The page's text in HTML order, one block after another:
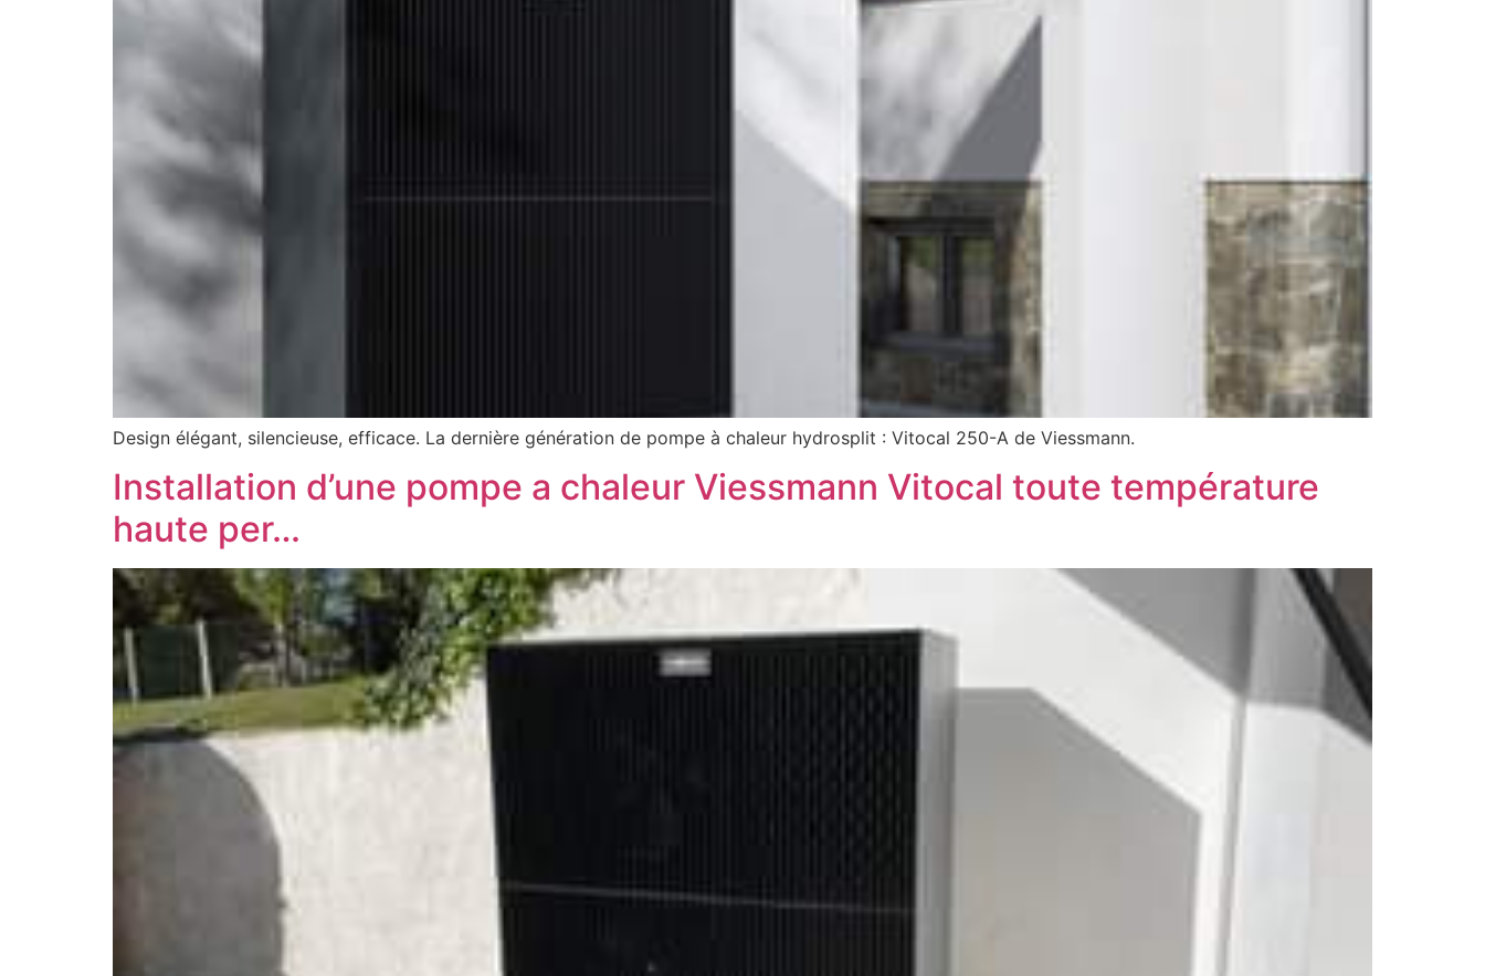
Design élégant, silencieuse, efficace. La dernière génération de pompe à chaleur hydrosplit : Vitocal 250-A de Viessmann.
Installation d’une pompe a chaleur Viessmann Vitocal toute température
haute per…